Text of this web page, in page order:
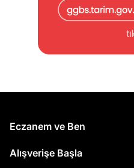
Eczanem ve Ben
Alışverişe Başla